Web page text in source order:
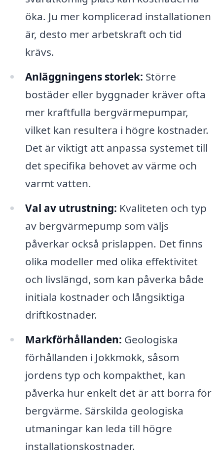
öka. Ju mer komplicerad installationen
är, desto mer arbetskraft och tid
krävs.
Anläggningens storlek: Större
bostäder eller byggnader kräver ofta
mer kraftfulla bergvärmepumpar,
vilket kan resultera i högre kostnader.
Det är viktigt att anpassa systemet till
det specifika behovet av värme och
varmt vatten.
Val av utrustning: Kvaliteten och typ
av bergvärmepump som väljs
påverkar också prislappen. Det finns
olika modeller med olika effektivitet
och livslängd, som kan påverka både
initiala kostnader och långsiktiga
driftkostnader.
Markförhållanden: Geologiska
förhållanden i Jokkmokk, såsom
jordens typ och kompakthet, kan
påverka hur enkelt det är att borra för
bergvärme. Särskilda geologiska
utmaningar kan leda till högre
installationskostnader.